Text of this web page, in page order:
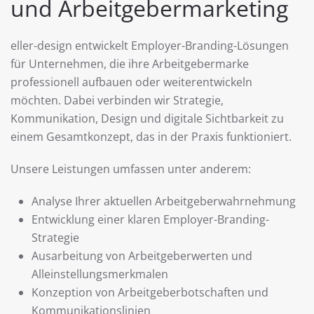
und Arbeitgebermarketing
eller-design entwickelt Employer-Branding-Lösungen
für Unternehmen, die ihre Arbeitgebermarke
professionell aufbauen oder weiterentwickeln
möchten. Dabei verbinden wir Strategie,
Kommunikation, Design und digitale Sichtbarkeit zu
einem Gesamtkonzept, das in der Praxis funktioniert.
Unsere Leistungen umfassen unter anderem:
Analyse Ihrer aktuellen Arbeitgeberwahrnehmung
Entwicklung einer klaren Employer-Branding-
Strategie
Ausarbeitung von Arbeitgeberwerten und
Alleinstellungsmerkmalen
Konzeption von Arbeitgeberbotschaften und
Kommunikationslinien